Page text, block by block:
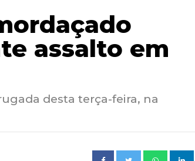
assalto em
desta terça-feira, na